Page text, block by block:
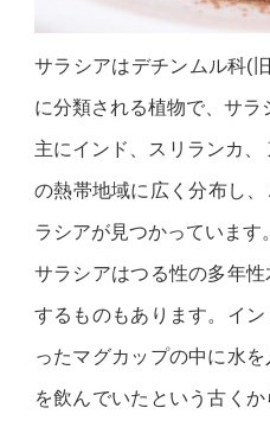
サラシアはデチンムル科(
に分類される植物で、サラ
主にインド、スリランカ
の熱帯地域に広く分布し
ラシアが見つかっています。
サラシアはつる性の多年
するものもあります。イ
ったマグカップの中に水
を飲んでいたという古く